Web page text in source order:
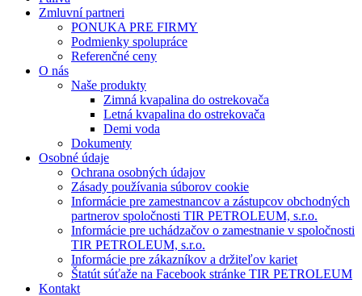
Zmluvní partneri
PONUKA PRE FIRMY
Podmienky spolupráce
Referenčné ceny
O nás
Naše produkty
Zimná kvapalina do ostrekovača
Letná kvapalina do ostrekovača
Demi voda
Dokumenty
Osobné údaje
Ochrana osobných údajov
Zásady používania súborov cookie
Informácie pre zamestnancov a zástupcov obchodných
partnerov spoločnosti TIR PETROLEUM, s.r.o.
Informácie pre uchádzačov o zamestnanie v spoločnosti
TIR PETROLEUM, s.r.o.
Informácie pre zákazníkov a držiteľov kariet
Štatút súťaže na Facebook stránke TIR PETROLEUM
Kontakt